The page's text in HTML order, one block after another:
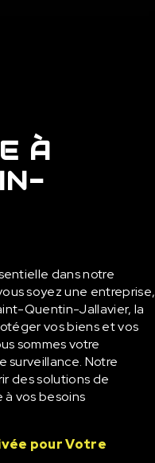
À
dans notre
soyez une entreprise,
Quentin-Jallavier, la
vos biens et vos
sommes votre
surveillance. Notre
des solutions de
à vos besoins
pour Votre